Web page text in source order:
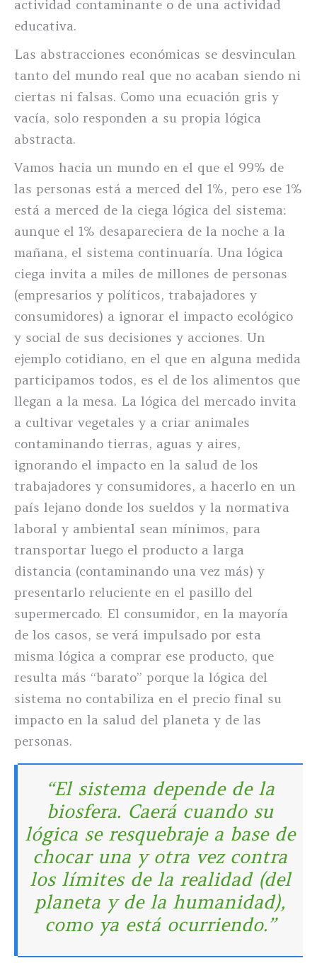
actividad contaminante o de una actividad
educativa.
Las abstracciones económicas se desvinculan
tanto del mundo real que no acaban siendo ni
ciertas ni falsas. Como una ecuación gris y
vacía, solo responden a su propia lógica
abstracta.
Vamos hacia un mundo en el que el 99% de
las personas está a merced del 1%, pero ese 1%
está a merced de la ciega lógica del sistema:
aunque el 1% desapareciera de la noche a la
mañana, el sistema continuaría. Una lógica
ciega invita a miles de millones de personas
(empresarios y políticos, trabajadores y
consumidores) a ignorar el impacto ecológico
y social de sus decisiones y acciones. Un
ejemplo cotidiano, en el que en alguna medida
participamos todos, es el de los alimentos que
llegan a la mesa. La lógica del mercado invita
a cultivar vegetales y a criar animales
contaminando tierras, aguas y aires,
ignorando el impacto en la salud de los
trabajadores y consumidores, a hacerlo en un
país lejano donde los sueldos y la normativa
laboral y ambiental sean mínimos, para
transportar luego el producto a larga
distancia (contaminando una vez más) y
presentarlo reluciente en el pasillo del
supermercado. El consumidor, en la mayoría
de los casos, se verá impulsado por esta
misma lógica a comprar ese producto, que
resulta más “barato” porque la lógica del
sistema no contabiliza en el precio final su
impacto en la salud del planeta y de las
personas.
“El sistema depende de la
biosfera. Caerá cuando su
lógica se resquebraje a base de
chocar una y otra vez contra
los límites de la realidad (del
planeta y de la humanidad),
como ya está ocurriendo.”